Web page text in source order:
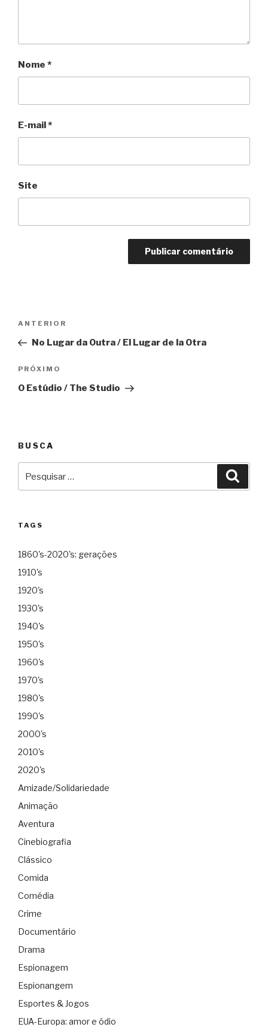
Nome *
E-mail *
Site
Post
Anterior
ANTERIOR
No Lugar da Outra / El Lugar de la Otra
Próximo
PRÓXIMO
O Estúdio / The Studio
BUSCA
TAGS
1860's-2020's: gerações
1910's
1920's
1930's
1940's
1950's
1960's
1970's
1980's
1990's
2000's
2010's
2020's
Amizade/Solidariedade
Animação
Aventura
Cinebiografia
Clássico
Comida
Comédia
Crime
Documentário
Drama
Espionagem
Espionangem
Esportes & Jogos
EUA-Europa: amor e ódio